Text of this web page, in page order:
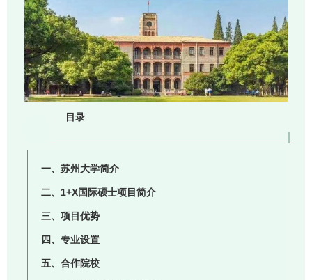
目录
一、苏州大学简介
二、1+X国际硕士项目简介
三、项目优势
四、专业设置
五、合作院校